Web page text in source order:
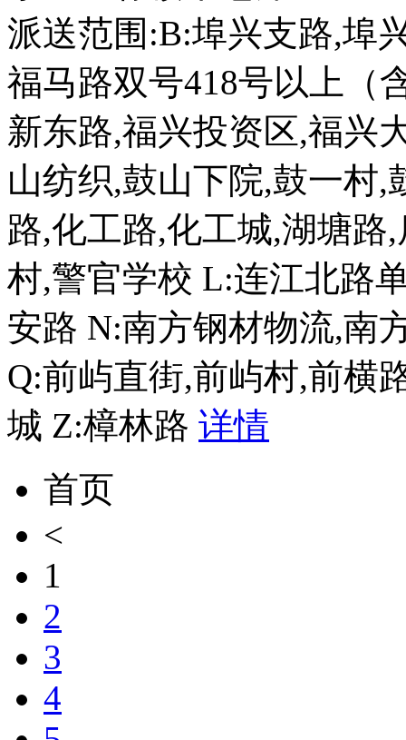
派送范围:B:埠兴支路,埠
福马路双号418号以上（
新东路,福兴投资区,福兴
山纺织,鼓山下院,鼓一村,
路,化工路,化工城,湖塘路
村,警官学校 L:连江北路
安路 N:南方钢材物流,南
Q:前屿直街,前屿村,前横
城 Z:樟林路 详情
首页
<
1
2
3
4